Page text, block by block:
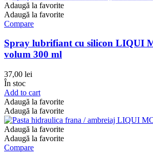
Adaugă la favorite
Adaugă la favorite
Compare
Spray lubrifiant cu silicon LIQUI
volum 300 ml
37,00 lei
În stoc
Add to cart
Adaugă la favorite
Adaugă la favorite
Adaugă la favorite
Adaugă la favorite
Compare